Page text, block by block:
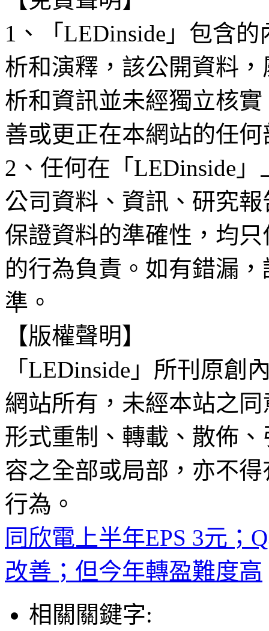
1、「LEDinside」包含
析和演釋，該公開資料
析和資訊並未經獨立核
善或更正在本網站的任
2、任何在「LEDinside
公司資料、資訊、研究
保證資料的準確性，均
的行為負責。如有錯漏
準。
【版權聲明】
「LEDinside」所刊原創
網站所有，未經本站之
形式重制、轉載、散佈
容之全部或局部，亦不
行為。
同欣電上半年EPS 3元；
改善；但今年轉盈難度高
相關關鍵字: